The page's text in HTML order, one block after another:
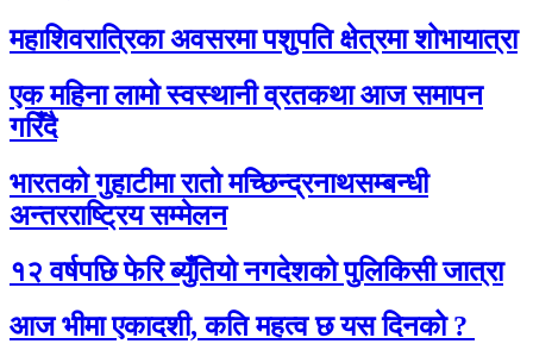
महाशिवरात्रिका अवसरमा पशुपति क्षेत्रमा शोभायात्रा
एक महिना लामो स्वस्थानी व्रतकथा आज समापन
गरिँदै
भारतको गुहाटीमा रातो मच्छिन्द्रनाथसम्बन्धी
अन्तरराष्ट्रिय सम्मेलन
१२ वर्षपछि फेरि ब्युँतियो नगदेशको पुलिकिसी जात्रा
आज भीमा एकादशी, कति महत्व छ यस दिनको ?